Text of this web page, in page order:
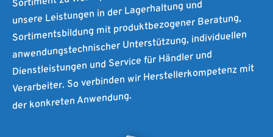
unsere Leistungen in der Lagerhaltung und
Sortimentsbildung mit produktbezogener Beratung,
anwendungstechnischer Unterstützung, individuellen
Dienstleistungen und Service für Händler und
Verarbeiter. So verbinden wir Herstellerkompetenz mit
der konkreten Anwendung.